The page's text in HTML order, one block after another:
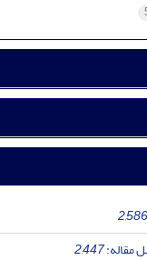
2,586
مقاله:2,447